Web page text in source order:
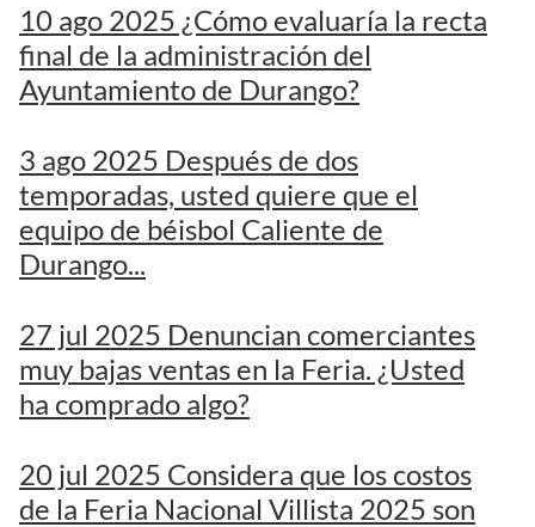
10 ago 2025 ¿Cómo evaluaría la recta
final de la administración del
Ayuntamiento de Durango?
3 ago 2025 Después de dos
temporadas, usted quiere que el
equipo de béisbol Caliente de
Durango...
27 jul 2025 Denuncian comerciantes
muy bajas ventas en la Feria. ¿Usted
ha comprado algo?
20 jul 2025 Considera que los costos
de la Feria Nacional Villista 2025 son